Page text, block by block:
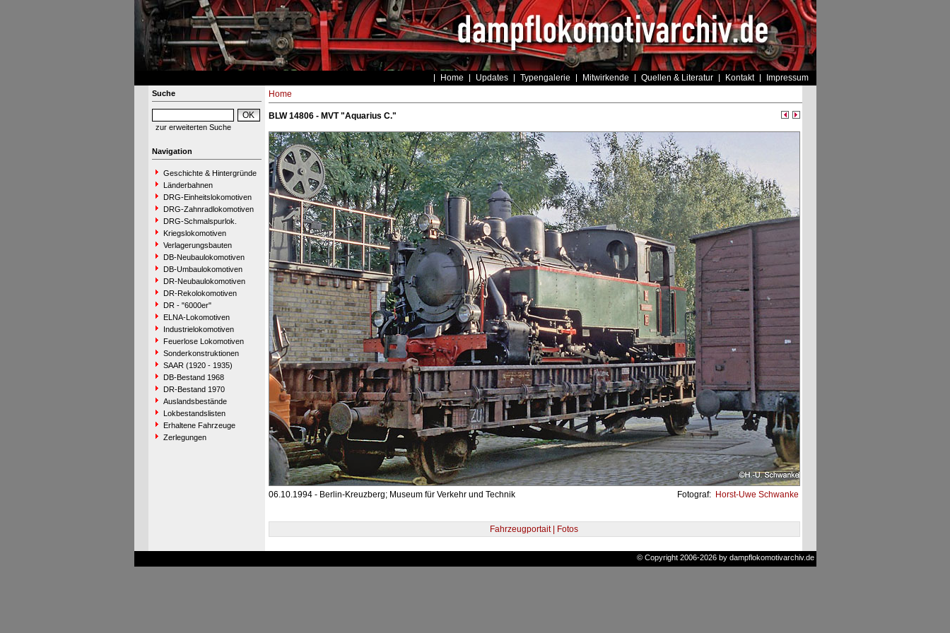
Home Updates Typengalerie Mitwirkende Quellen & Literatur Kontakt Impressum
Suche
zur erweiterten Suche
Navigation
Geschichte & Hintergründe
Länderbahnen
DRG-Einheitslokomotiven
DRG-Zahnradlokomotiven
DRG-Schmalspurlok.
Kriegslokomotiven
Verlagerungsbauten
DB-Neubaulokomotiven
DB-Umbaulokomotiven
DR-Neubaulokomotiven
DR-Rekolokomotiven
DR - "6000er"
ELNA-Lokomotiven
Industrielokomotiven
Feuerlose Lokomotiven
Sonderkonstruktionen
SAAR (1920 - 1935)
DB-Bestand 1968
DR-Bestand 1970
Auslandsbestände
Lokbestandslisten
Erhaltene Fahrzeuge
Zerlegungen
Home
BLW 14806 - MVT "Aquarius C."
06.10.1994 - Berlin-Kreuzberg; Museum für Verkehr und Technik Fotograf: Horst-Uwe Schwanke
Fahrzeugportait | Fotos
© Copyright 2006-2026 by dampflokomotivarchiv.de